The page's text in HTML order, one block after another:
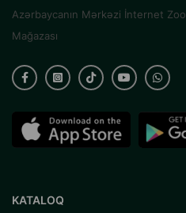
Azərbaycanın Mərkəzi İnternet Zoo
Mağazası
KATALOQ